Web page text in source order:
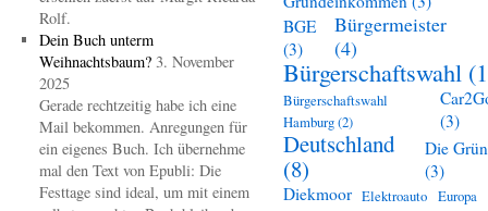
Rolf.
Dein Buch unterm
Weihnachtsbaum? 3. November
2025
Gerade rechtzeitig habe ich eine
Mail bekommen. Anregungen für
ein eigenes Buch. Ich übernehme
mal den Text von Epubli: Die
Festtage sind ideal, um mit einem
BGE
(3)
Bürgermeister
(4)
Bürgerschaftswahl
Bürgerschaftswahl
Hamburg(2)
(3)
Deutschland
(8)
Die
(3)
Diekmoor Elektroauto Europa